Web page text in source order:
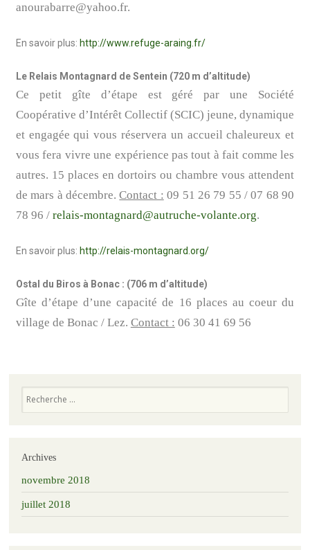
anourabarre@yahoo.fr.
En savoir plus: http://www.refuge-araing.fr/
Le Relais Montagnard de Sentein (720 m d’altitude)
Ce petit gîte d’étape est géré par une Société
Coopérative d’Intérêt Collectif (SCIC) jeune, dynamique
et engagée qui vous réservera un accueil chaleureux et
vous fera vivre une expérience pas tout à fait comme les
autres. 15 places en dortoirs ou chambre vous attendent
de mars à décembre.Contact : 09 51 26 79 55 / 07 68 90
78 96 / relais-montagnard@autruche-volante.org.
En savoir plus: http://relais-montagnard.org/
Ostal du Biros à Bonac : (706 m d’altitude)
Gîte d’étape d’une capacité de 16 places au coeur du
village de Bonac / Lez. Contact : 06 30 41 69 56
Archives
novembre 2018
juillet 2018